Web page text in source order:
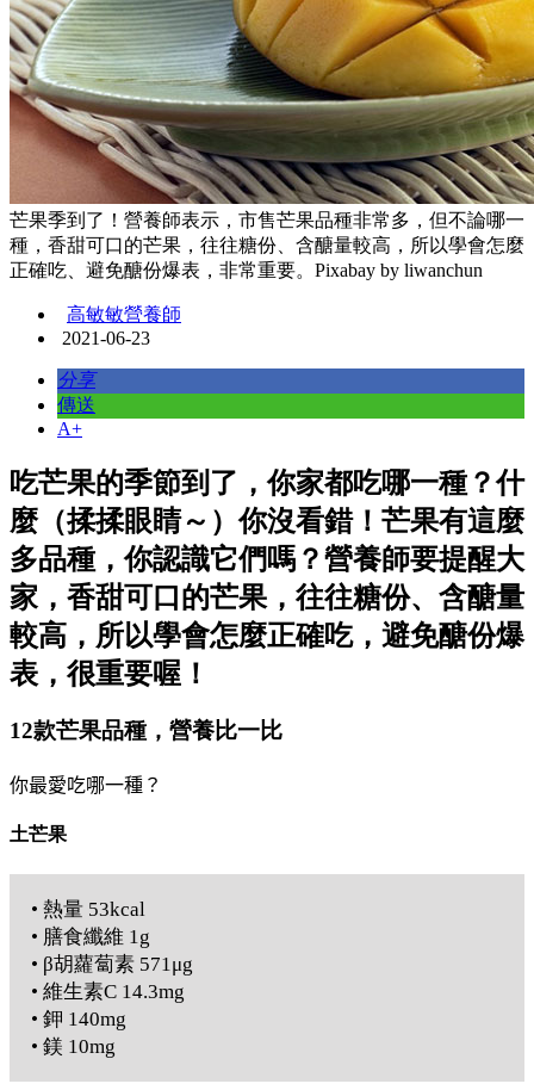
芒果季到了！營養師表示，市售芒果品種非常多，但不論哪一
種，香甜可口的芒果，往往糖份、含醣量較高，所以學會怎麼
正確吃、避免醣份爆表，非常重要。Pixabay by liwanchun
高敏敏營養師
2021-06-23
分享
傳送
A+
吃芒果的季節到了，你家都吃哪一種？什
麼（揉揉眼睛～）你沒看錯！芒果有這麼
多品種，你認識它們嗎？營養師要提醒大
家，香甜可口的芒果，往往糖份、含醣量
較高，所以學會怎麼正確吃，避免醣份爆
表，很重要喔！
12款芒果品種，營養比一比
你最愛吃哪一種？
土芒果
• 熱量 53kcal
• 膳食纖維 1g
• β胡蘿蔔素 571μg
• 維生素C 14.3mg
• 鉀 140mg
• 鎂 10mg